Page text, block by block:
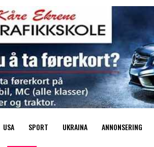
USA SPORT UKRAINA ANNONSERING